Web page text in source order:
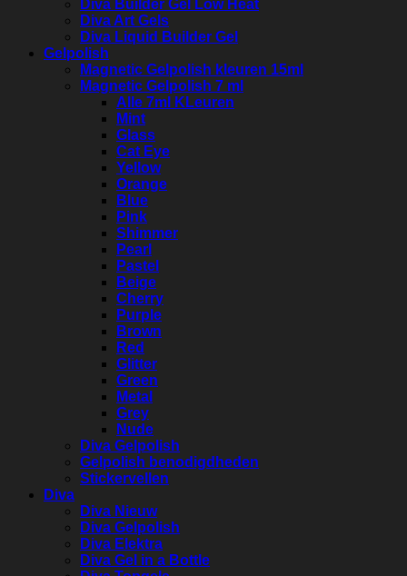
Diva Builder Gel Low Heat
Diva Art Gels
Diva Liquid Builder Gel
Gelpolish
Magnetic Gelpolish kleuren 15ml
Magnetic Gelpolish 7 ml
Alle 7ml KLeuren
Mint
Glass
Cat Eye
Yellow
Orange
Blue
Pink
Shimmer
Pearl
Pastel
Beige
Cherry
Purple
Brown
Red
Glitter
Green
Metal
Grey
Nude
Diva Gelpolish
Gelpolish benodigdheden
Stickervellen
Diva
Diva Nieuw
Diva Gelpolish
Diva Elektra
Diva Gel in a Bottle